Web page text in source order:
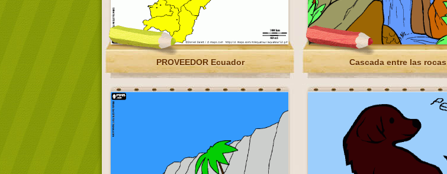
PROVEEDOR Ecuador Cascada entre las rocas